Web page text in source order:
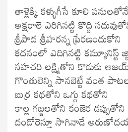
తాళ్లెక్కి కళ్ళుగీసే కూలి పనులతోనే
అక్షరాలె ఎరిగినట్టి కొద్ది
శ్రీపాద శ్రీహరన్న ప్రేరణందుకోని
కదనంలో ఎదిగినట్టి కమ్యూనిస్ట్
సహచరి లక్ష్మితోని కొడుకు
గొంతులెన్ని సానబెట్టే వంత
బుర్ర కథతోని ఒగ్గు కథతోని
కాల్ల గజ్జలతోని కంజెర డప్పుతోని
దండోరెస్తూ సాగినాడే